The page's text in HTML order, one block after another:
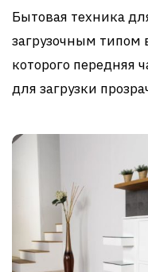
Бытовая техника
загрузочным типом
которого передняя
для загрузки